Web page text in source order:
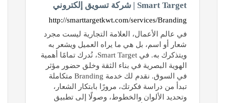
Smart Target | شركة تسويق إلكتروني
http://smarttargetkwt.com/services/Branding
في عالم الأعمال، العلامة التجارية ليست مجرد
شعار أو اسم، بل هي ما يراه العميل ويشعر به
ويتذكرك به. في Smart Target، نُدرك تمامًا أهمية
الهوية البصرية في بناء الثقة وخلق حضور مؤثر
في السوق. نقدم لك خدمة Branding متكاملة
تبدأ من دراسة فكرتك، مرورًا بابتكار الشعار،
وتحديد الألوان والخطوط، وصولًا إلى تطبيق